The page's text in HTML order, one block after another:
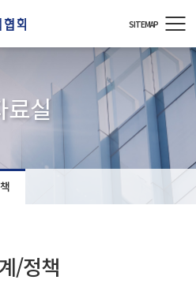
SITEMAP
료실
/정책